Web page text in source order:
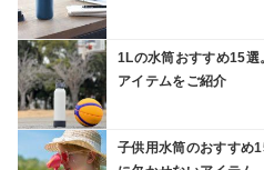
1Lの水筒おすすめ15選
アイテムをご紹介
子供用水筒のおすすめ